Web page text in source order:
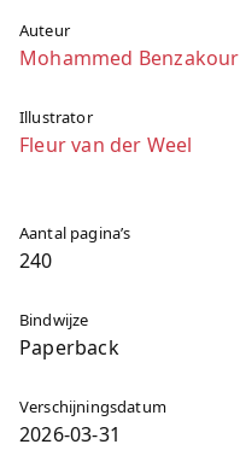
Auteur
Mohammed Benzakour
Illustrator
Fleur van der Weel
Aantal pagina’s
240
Bindwijze
Paperback
Verschijningsdatum
2026-03-31